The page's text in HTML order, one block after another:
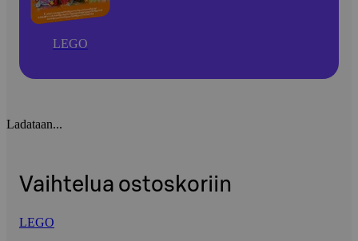
LEGO
Ladataan...
Vaihtelua ostoskoriin
LEGO